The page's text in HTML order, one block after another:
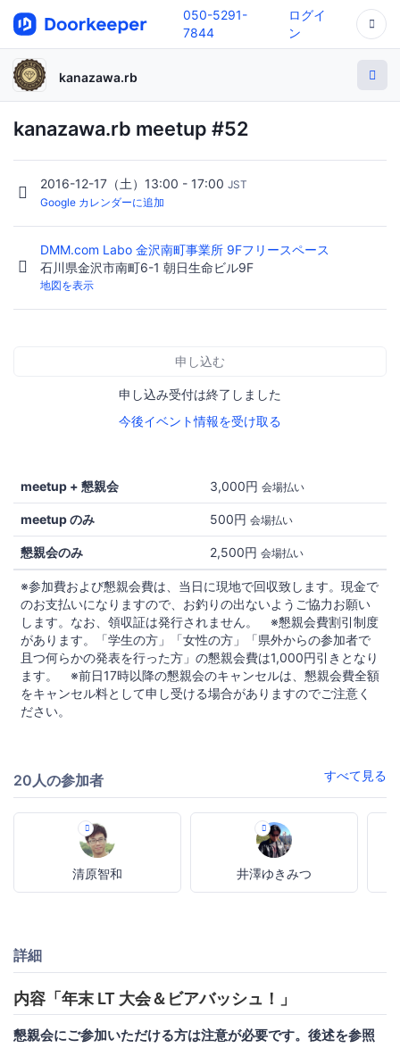
050-5291-
7844
ログイ
ン
kanazawa.rb
kanazawa.rb meetup #52
2016-12-17（土）13:00 - 17:00 JST
Google カレンダーに追加
DMM.com Labo 金沢南町事業所 9Fフリースペース
石川県金沢市南町6-1 朝日生命ビル9F
地図を表示
申し込む
申し込み受付は終了しました
今後イベント情報を受け取る
meetup + 懇親会 3,000円 会場払い
meetup のみ 500円 会場払い
懇親会のみ 2,500円 会場払い
※参加費および懇親会費は、当日に現地で回収致します。現金で
のお支払いになりますので、お釣りの出ないようご協力お願い
します。なお、領収証は発行されません。 ※懇親会費割引制度
があります。「学生の方」「女性の方」「県外からの参加者で
且つ何らかの発表を行った方」の懇親会費は1,000円引きとなり
ます。 ※前日17時以降の懇親会のキャンセルは、懇親会費全額
をキャンセル料として申し受ける場合がありますのでご注意く
ださい。
20人の参加者 すべて見る
清原智和 井澤ゆきみつ
詳細
内容「年末 LT 大会＆ビアバッシュ！」
懇親会にご参加いただける方は注意が必要です。後述を参照